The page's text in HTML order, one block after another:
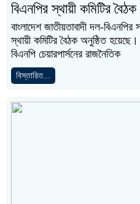
বিএনপির স্থায়ী কমিটির
বাংলাদেশ জাতীয়তাবাদী দল-বিএনপির
স্থায়ী কমিটির বৈঠক অনুষ্ঠিত
বিএনপি চেয়ারপার্সনের রাজনৈতিক
বিস্তারিত...